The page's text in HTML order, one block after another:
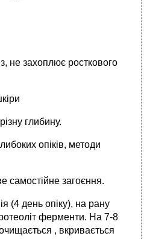
не захоплює росткового
глибину.
опіків, методи
самостійне загоєння.
(4 день опіку), на рану
ферменти. На 7-8
, вкривається